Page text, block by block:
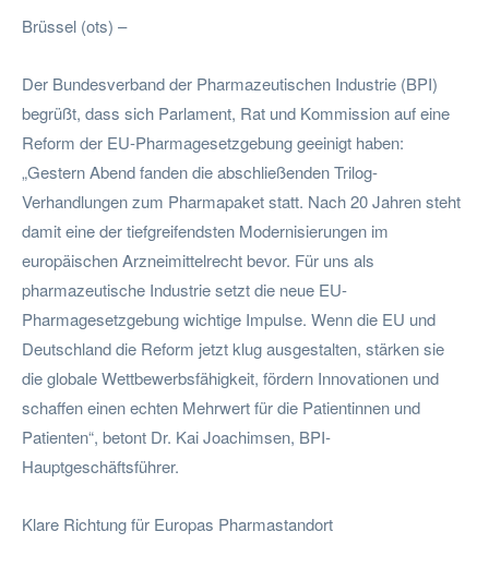
Brüssel (ots) –
Der Bundesverband der Pharmazeutischen Industrie (BPI)
begrüßt, dass sich Parlament, Rat und Kommission auf eine
Reform der EU-Pharmagesetzgebung geeinigt haben:
„Gestern Abend fanden die abschließenden Trilog-
Verhandlungen zum Pharmapaket statt. Nach 20 Jahren steht
damit eine der tiefgreifendsten Modernisierungen im
europäischen Arzneimittelrecht bevor. Für uns als
pharmazeutische Industrie setzt die neue EU-
Pharmagesetzgebung wichtige Impulse. Wenn die EU und
Deutschland die Reform jetzt klug ausgestalten, stärken sie
die globale Wettbewerbsfähigkeit, fördern Innovationen und
schaffen einen echten Mehrwert für die Patientinnen und
Patienten“, betont Dr. Kai Joachimsen, BPI-
Hauptgeschäftsführer.
Klare Richtung für Europas Pharmastandort